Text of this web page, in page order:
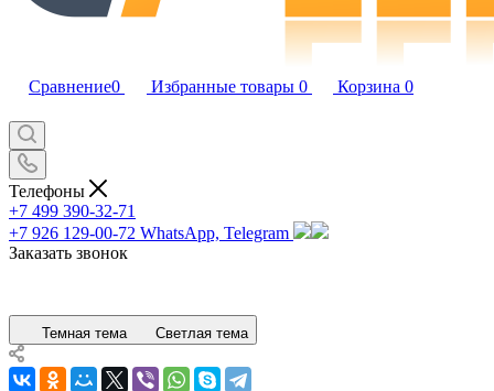
Сравнение0 Избранные товары 0 Корзина 0
Телефоны
+7 499 390-32-71
+7 926 129-00-72 WhatsApp, Telegram
Заказать звонок
Темная тема Светлая тема